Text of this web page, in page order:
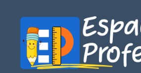
conteúdo